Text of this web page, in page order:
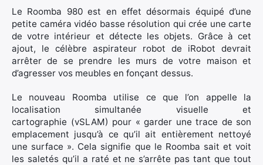
Le Roomba 980 est en effet désormais équipé d’une
petite caméra vidéo basse résolution qui crée une carte
de votre intérieur et détecte les objets. Grâce à cet
ajout, le célèbre aspirateur robot de iRobot devrait
arrêter de se prendre les murs de votre maison et
d’agresser vos meubles en fonçant dessus.
Le nouveau Roomba utilise ce que l’on appelle la
localisation simultanée visuelle et
cartographie (vSLAM) pour « garder une trace de son
emplacement jusqu’à ce qu’il ait entièrement nettoyé
une surface ». Cela signifie que le Roomba sait et voit
les saletés qu’il a raté et ne s’arrête pas tant que tout